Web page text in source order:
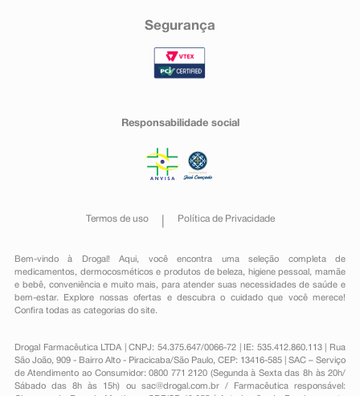
Segurança
Responsabilidade social
Termos de uso Política de Privacidade
Bem-vindo à Drogal! Aqui, você encontra uma seleção completa de
medicamentos , dermocosméticos e produtos de beleza, higiene pessoal ,mamãe
e bebê, conveniênciae muito mais, para atender suas necessidades de saúde e
bem-estar. Explore nossas ofertas e descubra o cuidado que você merece!
Confira todas as categorias do site.
Drogal Farmacêutica LTDA | CNPJ: 54.375.647/0066-72 | IE: 535.412.860.113 | Rua
São João, 909 - Bairro Alto - Piracicaba/São Paulo, CEP: 13416-585 | SAC – Serviço
de Atendimento ao Consumidor: 0800 771 2120 (Segunda à Sexta das 8h às 20h/
Sábado das 8h às 15h) ou sac@drogal.com.br/ Farmacêutica responsável: